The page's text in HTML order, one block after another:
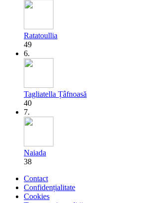
Ratatoullia
49
6.
Tagliatella Țâfnoasă
40
7.
Naiada
38
Contact
Confidențialitate
Cookies